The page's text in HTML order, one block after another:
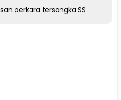
perkara tersangka SS